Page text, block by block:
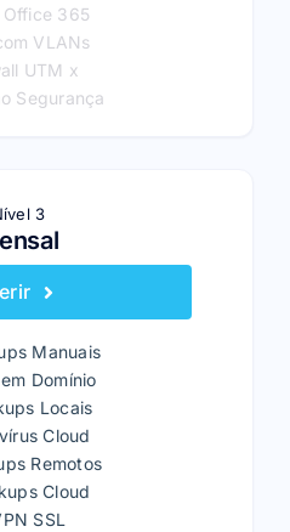
Office 365
VLANs
UTM x
Segurança
3
Manuais
em Domínio
Locais
Cloud
Remotos
Cloud
SSL